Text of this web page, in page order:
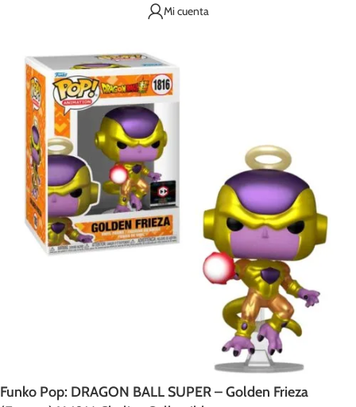
Mi cuenta
Funko Pop: DRAGON BALL SUPER – Golden Frieza